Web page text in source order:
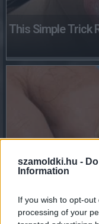
szamoldki.hu -
Information
If you wish to opt-
processing of your
This Simple Trick
Fungus Dries Up